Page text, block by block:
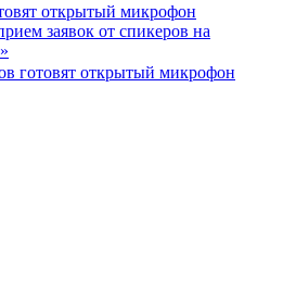
открытый микрофон
заявок от спикеров на